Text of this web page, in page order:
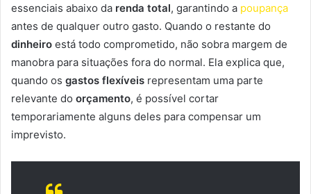
essenciais abaixo da renda total, garantindo a poupança
antes de qualquer outro gasto. Quando o restante do
dinheiro está todo comprometido, não sobra margem de
manobra para situações fora do normal. Ela explica que,
quando os gastos flexíveis representam uma parte
relevante do orçamento, é possível cortar
temporariamente alguns deles para compensar um
imprevisto.